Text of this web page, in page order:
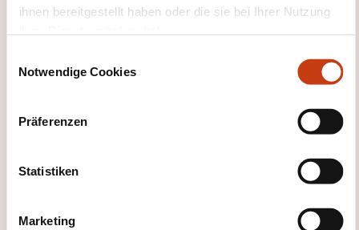
ihnen bereitgestellt haben oder die sie bei Ihrer Nutzung
Notwendige Cookies
Präferenzen
Statistiken
Marketing
Wie kann ich das
Jean-Marc Poncelet
LC ACADEMIE